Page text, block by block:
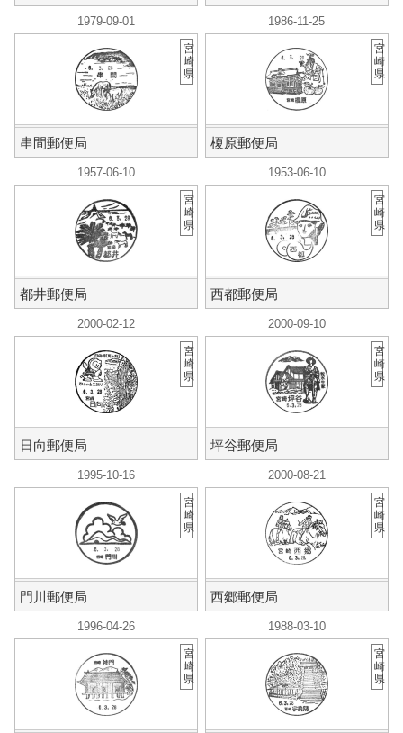
1979-09-01
串間郵便局
宮
崎
県
1986-11-25
榎原郵便局
宮
崎
県
1957-06-10
都井郵便局
宮
崎
県
1953-06-10
西都郵便局
宮
崎
県
2000-02-12
日向郵便局
宮
崎
県
2000-09-10
坪谷郵便局
宮
崎
県
1995-10-16
門川郵便局
宮
崎
県
2000-08-21
西郷郵便局
宮
崎
県
1996-04-26
宮
崎
県
1988-03-10
宮
崎
県